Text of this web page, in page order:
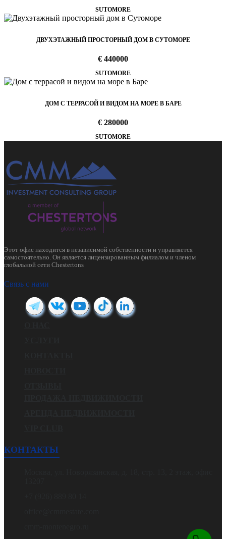
SUTOMORE
ДВУХЭТАЖНЫЙ ПРОСТОРНЫЙ ДОМ В СУТОМОРЕ
€ 440000
SUTOMORE
ДОМ С ТЕРРАСОЙ И ВИДОМ НА МОРЕ В БАРЕ
€ 280000
SUTOMORE
Этот офис находится в независимой собственности и управляется
самостоятельно. Он является лицензированным филиалом и членом
глобальной сети Chestertons
Связь с нами
КОНТАКТЫ